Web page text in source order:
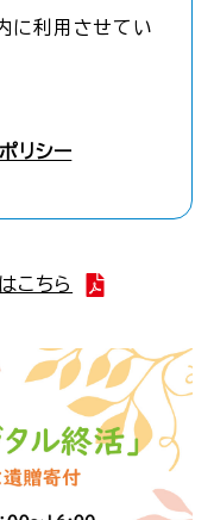
に利用させてい
リシー
こちら